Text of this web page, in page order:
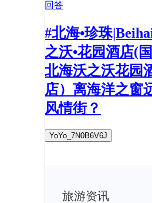
回答
#北海•珍珠
之沃•花园酒店(
北海沃之沃花园
店）离海洋之窗
风情街？
YoYo_7N0B6V6J
旅游资讯